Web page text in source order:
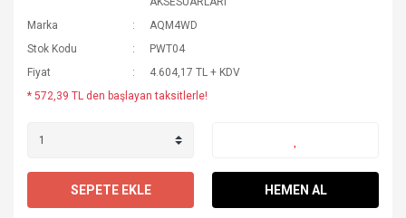
Marka
AQM4WD
Stok Kodu
PWT04
Fiyat
4.604,17 TL + KDV
* 572,39 TL den başlayan taksitlerle!
SEPETE EKLE HEMEN AL